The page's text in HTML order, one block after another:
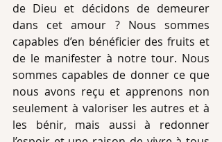
de Dieu et décidons de demeurer
dans cet amour ? Nous sommes
capables d’en bénéficier des fruits et
de le manifester à notre tour. Nous
sommes capables de donner ce que
nous avons reçu et apprenons non
seulement à valoriser les autres et à
les bénir, mais aussi à redonner